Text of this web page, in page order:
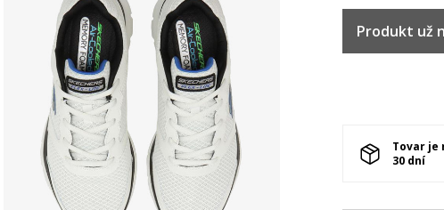
Produkt už
Tovar je
30 dní